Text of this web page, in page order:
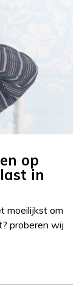
op
in
moeilijkst om
proberen wij